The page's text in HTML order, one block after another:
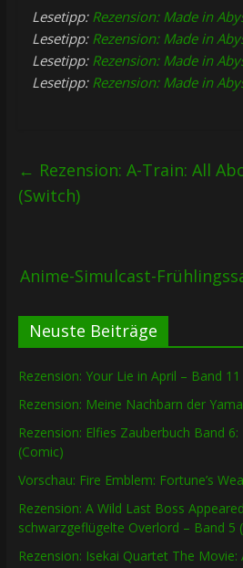
Lesetipp: Rezension: Made in
Lesetipp: Rezension: Made in
Lesetipp: Rezension: Made in
Lesetipp: Rezension: Made in
← Rezension: A-Train: All
(Switch)
Anime-Simulcast-
Neuste Beiträge
Rezension: Your Lie in April – Band
Rezension: Meine Nachbarn der
Rezension: Elfies Zauberbuch Band
(Comic)
Vorschau: Fire Emblem: Fortune’s
Rezension: A Wild Last Boss
schwarzgeflügelte Overlord – Band 5
Rezension: Isekai Quartet The